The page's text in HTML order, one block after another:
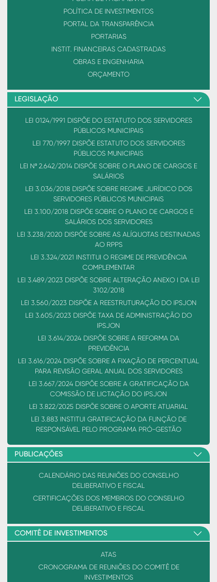
POLÍTICA DE INVESTIMENTOS
PORTAL DA TRANSPARÊNCIA
PORTARIAS
INSTIT. FINANCEIRAS CADASTRADAS
OBRAS E ENGENHARIA
ORÇAMENTO
LEGISLAÇÃO
LEI 0124/1991 DISPÕE DO ESTATUTO DOS SERVIDORES
PÚBLICOS MUNICIPAIS
LEI 770/1997 DISPÕE ESTATUTO DOS SERVIDORES
PÚBLICOS MUNICIPAIS
LEI Nº 2.642/2014 DISPÕE SOBRE O PLANO DE CARGOS E
SALÁRIOS
LEI 3.036/2018 DISPÕE SOBRE REGIME JURÍDICO DOS
SERVIDORES PÚBLICOS MUNICIPAIS
LEI 3.100/2018 DISPÕE SOBRE O PLANO DE CARGOS E
SALÁRIOS DOS SERVIDORES
LEI 3.238/2020 DISPÕE SOBRE AS ALÍQUOTAS DESTINADAS
AO RPPS
LEI 3.324/2021 INSTITUI O REGIME DE PREVIDÊNCIA
COMPLEMENTAR
LEI 3.489/2023 DISPÕE SOBRE ALTERAÇÃO ANEXO I DA LEI
3102/2018
LEI 3.560/2023 DISPÕE A REESTRUTURAÇÃO DO IPSJON
LEI 3.605/2023 DISPÕE TAXA DE ADMINISTRAÇÃO DO
IPSJON
LEI 3.614/2024 DISPÕE SOBRE A REFORMA DA
PREVIDÊNCIA
LEI 3.616/2024 DISPÕE SOBRE A FIXAÇÃO DE PERCENTUAL
PARA REVISÃO GERAL ANUAL DOS SERVIDORES
LEI 3.667/2024 DISPÕE SOBRE A GRATIFICAÇÃO DA
COMISSÃO DE LICTAÇÃO DO IPSJON
LEI 3.822/2025 DISPÕE SOBRE O APORTE ATUARIAL
LEI 3.883 INSTITUI GRATIFICAÇÃO DA FUNÇÃO DE
RESPONSÁVEL PELO PROGRAMA PRÓ-GESTÃO
PUBLICAÇÕES
CALENDÁRIO DAS REUNIÕES DO CONSELHO
DELIBERATIVO E FISCAL
CERTIFICAÇÕES DOS MEMBROS DO CONSELHO
DELIBERATIVO E FISCAL
COMITÊ DE INVESTIMENTOS
ATAS
CRONOGRAMA DE REUNIÕES DO COMITÊ DE
INVESTIMENTOS